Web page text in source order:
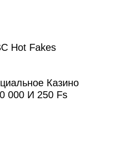
Hot Fakes
Казино
000 И 250 Fs